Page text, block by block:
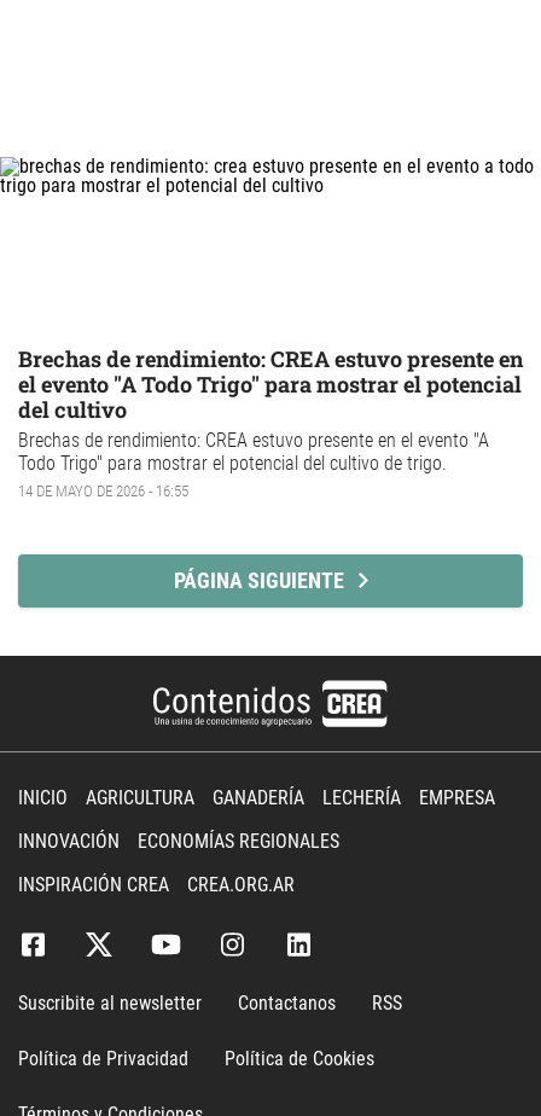
Brechas de rendimiento: CREA estuvo presente en
el evento "A Todo Trigo" para mostrar el potencial
del cultivo
Brechas de rendimiento: CREA estuvo presente en el evento "A
Todo Trigo" para mostrar el potencial del cultivo de trigo.
14 DE MAYO DE 2026 - 16:55
PÁGINA SIGUIENTE
INICIO AGRICULTURA GANADERÍA LECHERÍA
EMPRESA
INNOVACIÓN
ECONOMÍAS REGIONALES
INSPIRACIÓN CREA
CREA.ORG.AR
Suscribite al newsletter Contactanos RSS
Política de Privacidad Política de Cookies